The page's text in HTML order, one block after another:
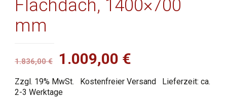
Flachdach, 1400×700
mm
1.836,00€
Ursprünglicher
Preis
war:
1.009,00 €
Preis
ist:
Zzgl. 19% MwSt. Kostenfreier Versand
Lieferzeit: ca.
2-3 Werktage